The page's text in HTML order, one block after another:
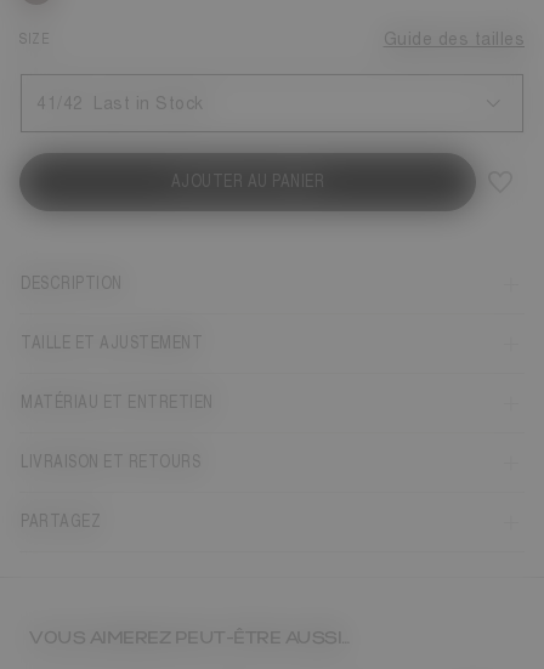
SIZE Guide des tailles
41/42 Last in Stock
AJOUTER AU PANIER
DESCRIPTION
TAILLE ET AJUSTEMENT
MATÉRIAU ET ENTRETIEN
LIVRAISON ET RETOURS
PARTAGEZ
VOUS AIMEREZ PEUT-ÊTRE AUSSI…